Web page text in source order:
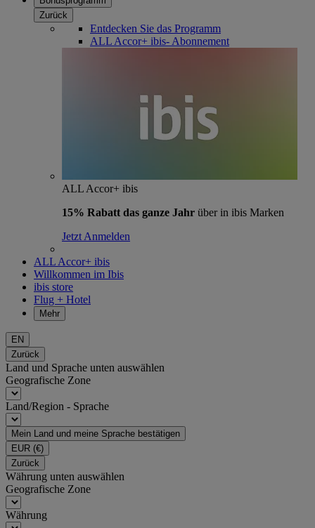
Zurück
Entdecken Sie das Programm
ALL Accor+ ibis- Abonnement
ALL Accor+ ibis
15% Rabatt das ganze Jahr über in ibis Marken
Jetzt Anmelden
ALL Accor+ ibis
Willkommen im Ibis
ibis store
Flug + Hotel
Mehr
EN
Zurück
Land und Sprache unten auswählen
Geografische Zone
Land/Region - Sprache
Mein Land und meine Sprache bestätigen
EUR (€)
Zurück
Währung unten auswählen
Geografische Zone
Währung